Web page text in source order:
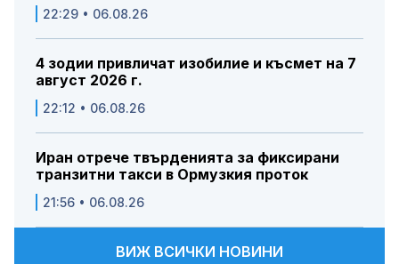
22:29 • 06.08.26
4 зодии привличат изобилие и късмет на 7
август 2026 г.
22:12 • 06.08.26
Иран отрече твърденията за фиксирани
транзитни такси в Ормузкия проток
21:56 • 06.08.26
ВИЖ ВСИЧКИ НОВИНИ